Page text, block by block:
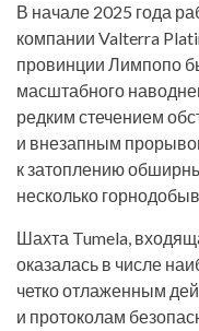
В начале 2025 года
компании Valterra
провинции Лимпопо
масштабного
редким стечением
и внезапным
к затоплению
несколько
Шахта Tumela,
оказалась в числе
четко отлаженным
и протоколам